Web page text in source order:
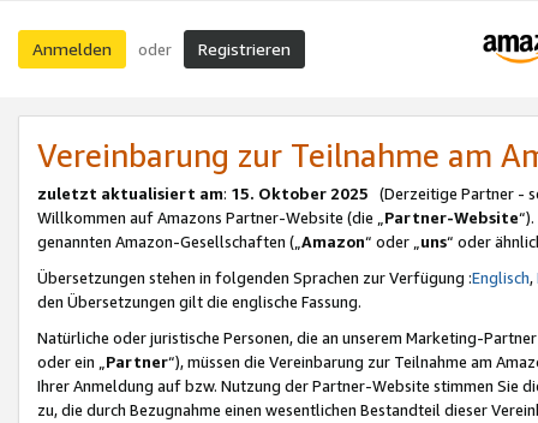
Anmelden oder Registrieren
Vereinbarung zur Teilnahme am
zuletzt aktualisiert am: 15. Oktober 2025 (Derzeitige Partner -
Willkommen auf Amazons Partner-Website (die „Partner-Website
genannten Amazon-Gesellschaften („Amazon“ oder „uns“ oder
Übersetzungen stehen in folgenden Sprachen zur Verfügung :Englisch,
den Übersetzungen gilt die englische Fassung.
Natürliche oder juristische Personen, die an unserem Marketing-
oder ein „Partner“), müssen die Vereinbarung zur Teilnahme am
Ihrer Anmeldung auf bzw. Nutzung der Partner-Website stimmen Sie
zu, die durch Bezugnahme einen wesentlichen Bestandteil dieser